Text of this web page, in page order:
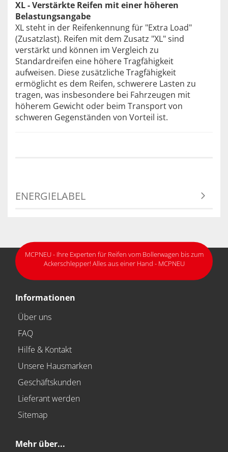
XL - Verstärkte Reifen mit einer höheren
Belastungsangabe
XL steht in der Reifenkennung für "Extra Load"
(Zusatzlast). Reifen mit dem Zusatz "XL" sind
verstärkt und können im Vergleich zu
Standardreifen eine höhere Tragfähigkeit
aufweisen. Diese zusätzliche Tragfähigkeit
ermöglicht es dem Reifen, schwerere Lasten zu
tragen, was insbesondere bei Fahrzeugen mit
höherem Gewicht oder beim Transport von
schweren Gegenständen von Vorteil ist.
ENERGIELABEL
MCPNEU - Ihre Experten für Reifen vom Bollerwagen bis zum
Ackerschlepper! Alles aus einer Hand - MCPNEU
Informationen
Über uns
FAQ
Hilfe & Kontakt
Unsere Hausmarken
Geschäftskunden
Lieferant werden
Sitemap
Mehr über...